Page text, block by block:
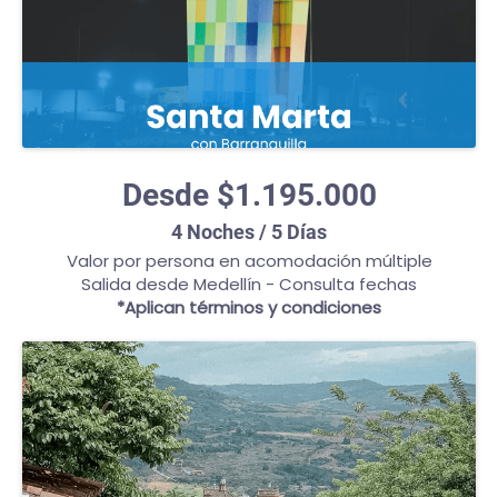
Desde $1.195.000
4 Noches / 5 Días
Valor por persona en acomodación múltiple
Salida desde Medellín - Consulta fechas
*Aplican términos y condiciones